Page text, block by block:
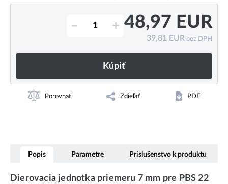
– + 48,97 EUR
39,81 EUR bez DPH
Kúpiť
Porovnať Zdieľať PDF
Popis Parametre Príslušenstvo k produktu
Dierovacia jednotka priemeru 7 mm pre PBS 22